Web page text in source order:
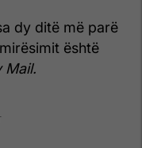
dy ditë më parë
është
Mail.